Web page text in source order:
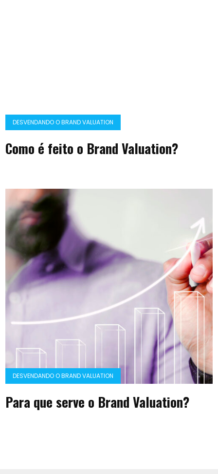
DESVENDANDO O BRAND VALUATION
Como é feito o Brand Valuation?
DESVENDANDO O BRAND VALUATION
Para que serve o Brand Valuation?